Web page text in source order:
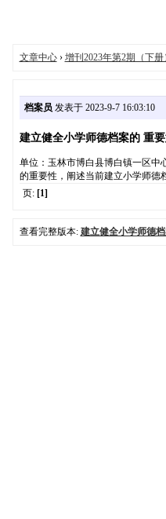
文章中心› 增刊2023年第2期（下册
档案员发表于 2023-9-7 16:03:10
建立健全小学师德档案的 重
单位：玉林市博白县博白镇一区中
的重要性，阐述当前建立小学师德
页: [1]
查看完整版本: 建立健全小学师德